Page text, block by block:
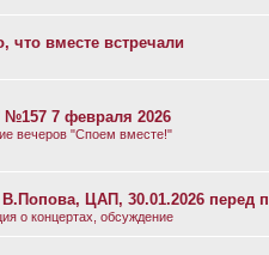
что вместе встречали
7 февраля 2026
вечеров "Споем вместе!"
В.Попова, ЦАП, 30.01.2026 перед
о концертах, обсуждение